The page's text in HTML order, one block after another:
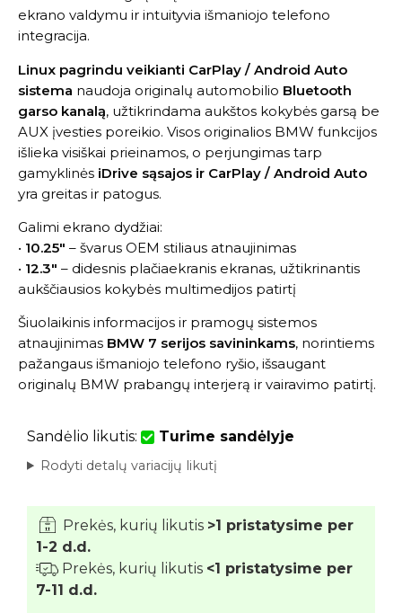
ekrano valdymu ir intuityvia išmaniojo telefono
integracija.
Linux pagrindu veikianti CarPlay / Android Auto
sistema naudoja originalų automobilio Bluetooth
garso kanalą, užtikrindama aukštos kokybės garsą be
AUX įvesties poreikio. Visos originalios BMW funkcijos
išlieka visiškai prieinamos, o perjungimas tarp
gamyklinės iDrive sąsajos ir CarPlay / Android Auto
yra greitas ir patogus.
Galimi ekrano dydžiai:
• 10.25″ – švarus OEM stiliaus atnaujinimas
• 12.3″ – didesnis plačiaekranis ekranas, užtikrinantis
aukščiausios kokybės multimedijos patirtį
Šiuolaikinis informacijos ir pramogų sistemos
atnaujinimas BMW 7 serijos savininkams, norintiems
pažangaus išmaniojo telefono ryšio, išsaugant
originalų BMW prabangų interjerą ir vairavimo patirtį.
Sandėlio likutis: Turime sandėlyje
Rodyti detalų variacijų likutį
Prekės, kurių likutis >1 pristatysime per
1-2 d.d.
Prekės, kurių likutis <1 pristatysime per
7-11 d.d.